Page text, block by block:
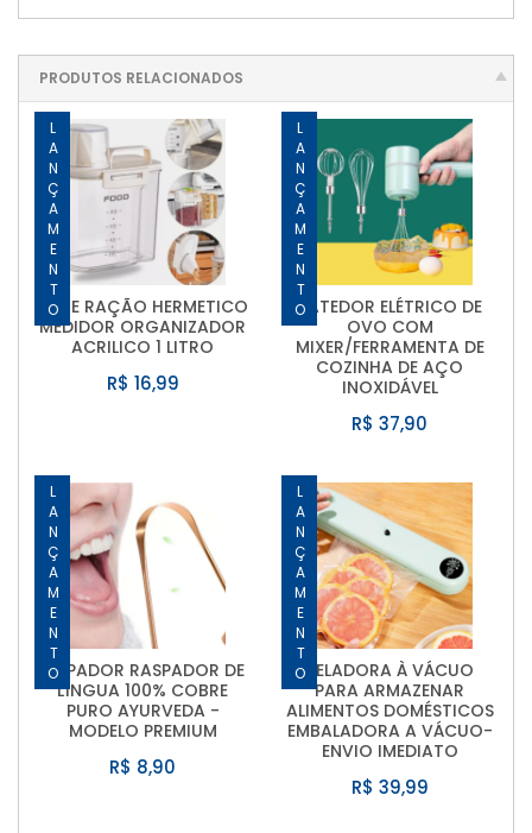
PRODUTOS RELACIONADOS
LANÇAMENTO
POTE RAÇÃO HERMETICO
MEDIDOR ORGANIZADOR
ACRILICO 1 LITRO
R$ 16,99
LANÇAMENTO
BATEDOR ELÉTRICO DE
OVO COM
MIXER/FERRAMENTA DE
COZINHA DE AÇO
INOXIDÁVEL
R$ 37,90
LANÇAMENTO
LIMPADOR RASPADOR DE
LÍNGUA 100% COBRE
PURO AYURVEDA -
MODELO PREMIUM
R$ 8,90
LANÇAMENTO SELADORA À VÁCUO
PARA ARMAZENAR
ALIMENTOS DOMÉSTICOS
EMBALADORA A VÁCUO-
ENVIO IMEDIATO
R$ 39,99